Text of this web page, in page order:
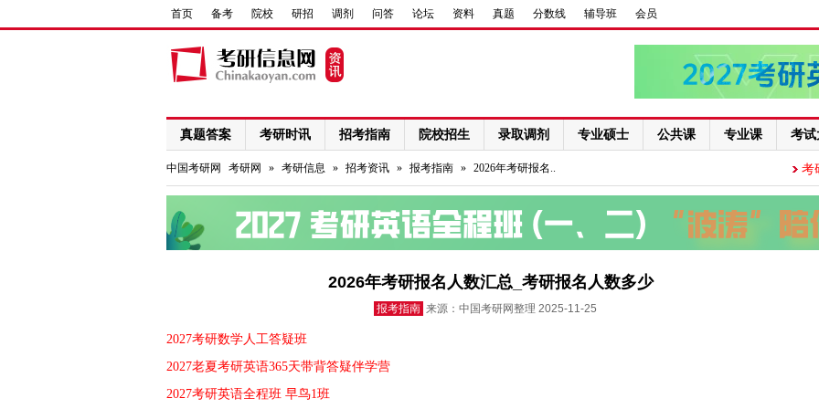
首页 备考 院校 研招 调剂 问答 论坛 资料 真题 分数线 辅导班 会员
真题答案 考研时讯 招考指南 院校招生 录取调剂 专业硕士 公共课 专业课 考试
网络课程
中国考研网 考研网 » 考研信息 » 招考资讯 » 报考指南 » 2026年考研报名.. 考
2026年考研报名人数汇总_考研报名人数多少
报考指南 来源：中国考研网整理 2025-11-25
2027考研数学人工答疑班
2027老夏考研英语365天带背答疑伴学营
2027考研英语全程班 早鸟1班